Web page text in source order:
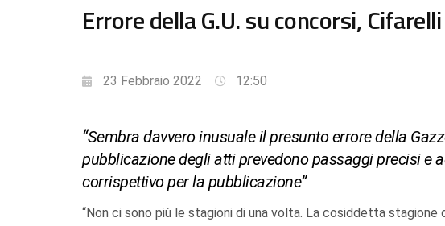
Errore della G.U. su concorsi,
23 Febbraio 2022 12:50
“Sembra davvero inusuale il presunto errore della
pubblicazione degli atti prevedono passaggi precisi e
corrispettivo per la pubblicazione”
“Non ci sono più le stagioni di una volta. La cosiddetta